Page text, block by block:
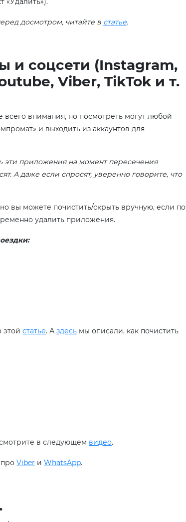
досмотром, читайте в статье.
и соцсети (Instagram,
Viber, TikTok и т.
внимания, но посмотреть могут любой
и выходить из аккаунтов для
приложения на момент пересечения
А даже если спросят, уверенно говорите, что
вы можете почистить/скрыть вручную, если по
удалить приложения.
этой статье. А здесь мы описали, как почистить
смотрите в следующем видео.
Viber и WhatsApp.